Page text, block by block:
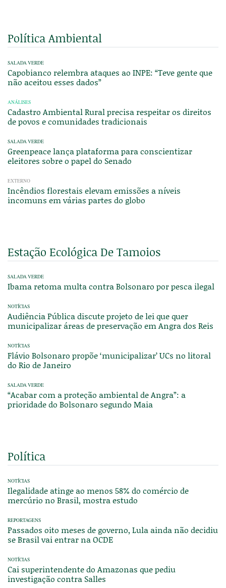
Política Ambiental
SALADA VERDE
Capobianco relembra ataques ao INPE: “Teve gente que
não aceitou esses dados”
ANÁLISES
Cadastro Ambiental Rural precisa respeitar os direitos
de povos e comunidades tradicionais
SALADA VERDE
Greenpeace lança plataforma para conscientizar
eleitores sobre o papel do Senado
EXTERNO
Incêndios florestais elevam emissões a níveis
incomuns em várias partes do globo
Estação Ecológica De Tamoios
SALADA VERDE
Ibama retoma multa contra Bolsonaro por pesca ilegal
NOTÍCIAS
Audiência Pública discute projeto de lei que quer
municipalizar áreas de preservação em Angra dos Reis
NOTÍCIAS
Flávio Bolsonaro propõe ‘municipalizar’ UCs no litoral
do Rio de Janeiro
SALADA VERDE
“Acabar com a proteção ambiental de Angra”: a
prioridade do Bolsonaro segundo Maia
Política
NOTÍCIAS
Ilegalidade atinge ao menos 58% do comércio de
mercúrio no Brasil, mostra estudo
REPORTAGENS
Passados oito meses de governo, Lula ainda não decidiu
se Brasil vai entrar na OCDE
NOTÍCIAS
Cai superintendente do Amazonas que pediu
investigação contra Salles